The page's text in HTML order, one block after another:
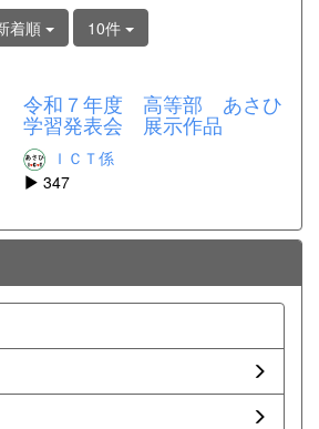
着順 10件
令和７年度 高等部 あさひ
学習発表会 展示作品
ＩＣＴ係
347